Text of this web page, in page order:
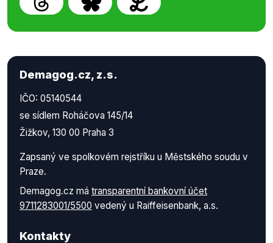
Demagog.cz, z.s.
IČO: 05140544
se sídlem Roháčova 145/14
Žižkov, 130 00 Praha 3
Zapsaný ve spolkovém rejstříku u Městského soudu v
Praze.
Demagog.cz má transparentní bankovní účet
9711283001/5500 vedený u Raiffeisenbank, a.s.
Kontakty